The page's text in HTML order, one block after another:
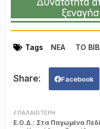
Tags ΝΕΑ ΤΟ
Facebook
ΠΑΛΑΙΌΤΕΡΗ
Ε.Ο.Δ.: Στα Παγωμένα